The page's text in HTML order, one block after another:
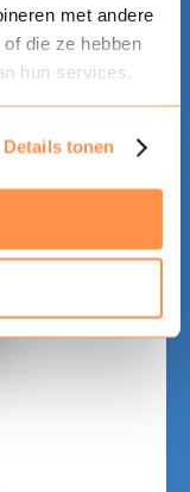
met andere
die ze hebben
hun services.
Details tonen